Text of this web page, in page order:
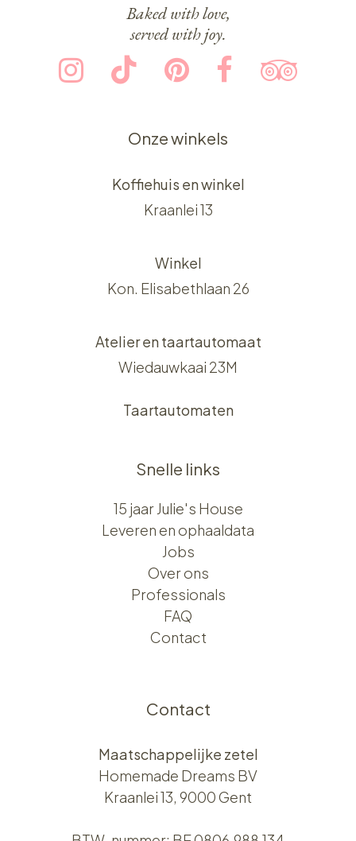
Baked with love,
served with joy.
Onze winkels
Koffiehuis en winkel
Kraanlei 13
Winkel
Kon. Elisabethlaan 26
Atelier en taartautomaat
Wiedauwkaai 23M
Taartautomaten
Snelle links
15 jaar Julie's House
Leveren en ophaaldata
Jobs
Over ons​​
Professionals
FAQ
Contact
Contact
Maatschappelijke zetel
Homemade Dreams BV
Kraanlei 13, 9000 Gent